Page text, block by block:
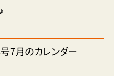
7月のカレンダー